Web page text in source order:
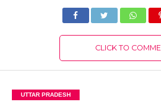
CLICK TO
UTTAR PRADESH